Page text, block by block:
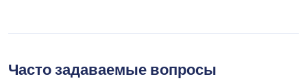
Часто задаваемые вопросы